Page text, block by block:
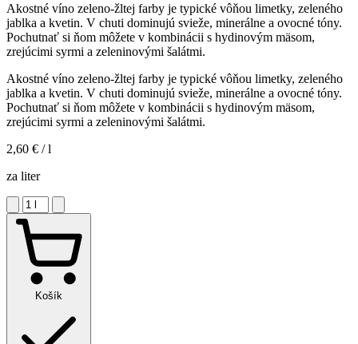
Akostné víno zeleno-žltej farby je typické vôňou limetky, zeleného
jablka a kvetin. V chuti dominujú svieže, minerálne a ovocné tóny.
Pochutnať si ňom môžete v kombinácii s hydinovým mäsom,
zrejúcimi syrmi a zeleninovými šalátmi.
Akostné víno zeleno-žltej farby je typické vôňou limetky, zeleného
jablka a kvetin. V chuti dominujú svieže, minerálne a ovocné tóny.
Pochutnať si ňom môžete v kombinácii s hydinovým mäsom,
zrejúcimi syrmi a zeleninovými šalátmi.
2,60 € / l
za liter
Košík